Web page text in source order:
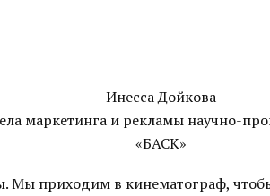
Инесса Дойкова
маркетинга и рекламы научно-
«БАСК»
Мы приходим в кинематограф,